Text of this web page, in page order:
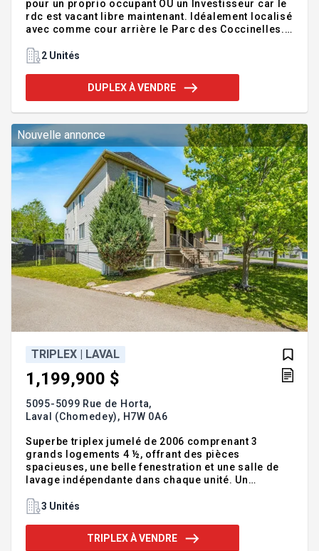
pour un proprio occupant OU un Investisseur car le
rdc est vacant libre maintenant. Idéalement localisé
avec comme cour arrière le Parc des Coccinelles.
années à procédé à plusieurs rénovations sur ce
vous cherchez un investissement pour le futur avec
accès rapide voici une opportunité à saisir.
Addenda :On Aime : - Le terrain est extraordina
2 Unités
DUPLEX À VENDRE
Nouvelle annonce
TRIPLEX | LAVAL
1,199,900 $
5095-5099 Rue de Horta,
Laval (Chomedey), H7W 0A6
Superbe triplex jumelé de 2006 comprenant 3
grands logements 4 ½, offrant des pièces
spacieuses, une belle fenestration et une salle de
lavage indépendante dans chaque unité. Un
double avec borne électrique, une rareté dans le
creusée, espace pavé, gazebo et aucun voisin à
l'arrière. Deux logements pourront être libérés
3 Unités
TRIPLEX À VENDRE